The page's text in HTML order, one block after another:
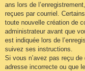
ans lors de
reçues par courriel.
toute nouvelle création de
administrateur avant que
est indiquée lors de
suivez ses instructions.
Si vous n’avez pas reçu
adresse incorrecte ou que